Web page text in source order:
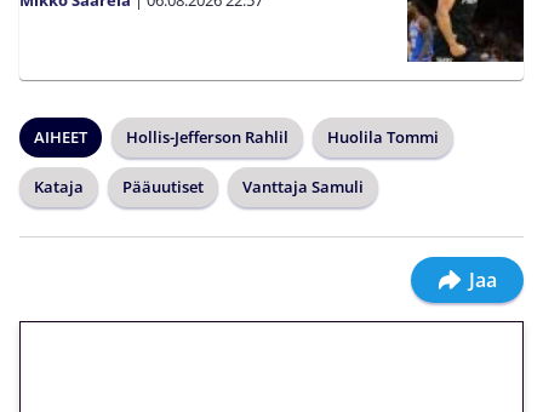
AIHEET Hollis-Jefferson Rahlil Huolila Tommi
Kataja Pääuutiset Vanttaja Samuli
Jaa